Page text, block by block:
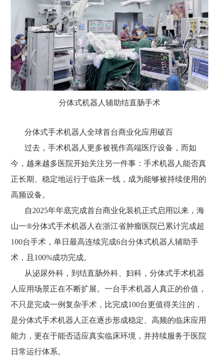
分体式机器人辅助结直肠手术
分体式手术机器人全球首台商业化应用破百
过去，手术机器人更多被视作高端医疗设备，而如
今，越来越多医院开始关注另一件事：手术机器人能否真
正长期、稳定地运行于临床一线，成为能够被持续使用的
高频设备。
自2025年年底完成首台商业化装机正式启用以来，海
山一®分体式手术机器人在浙江省肿瘤医院已累计完成超
100台手术，单日最高连续完成6台分体式机器人辅助手
术，且100%成功完成。
从泌尿外科，到结直肠外科、妇科，分体式手术机器
人应用场景正在不断扩展。一台手术机器人真正的价值，
不只是完成一例复杂手术，比完成100台更值得关注的，
是分体式手术机器人正在逐步形成稳定、高频的临床应用
能力，更在于能否适应真实临床环境，并持续服务于医院
日常运行体系。